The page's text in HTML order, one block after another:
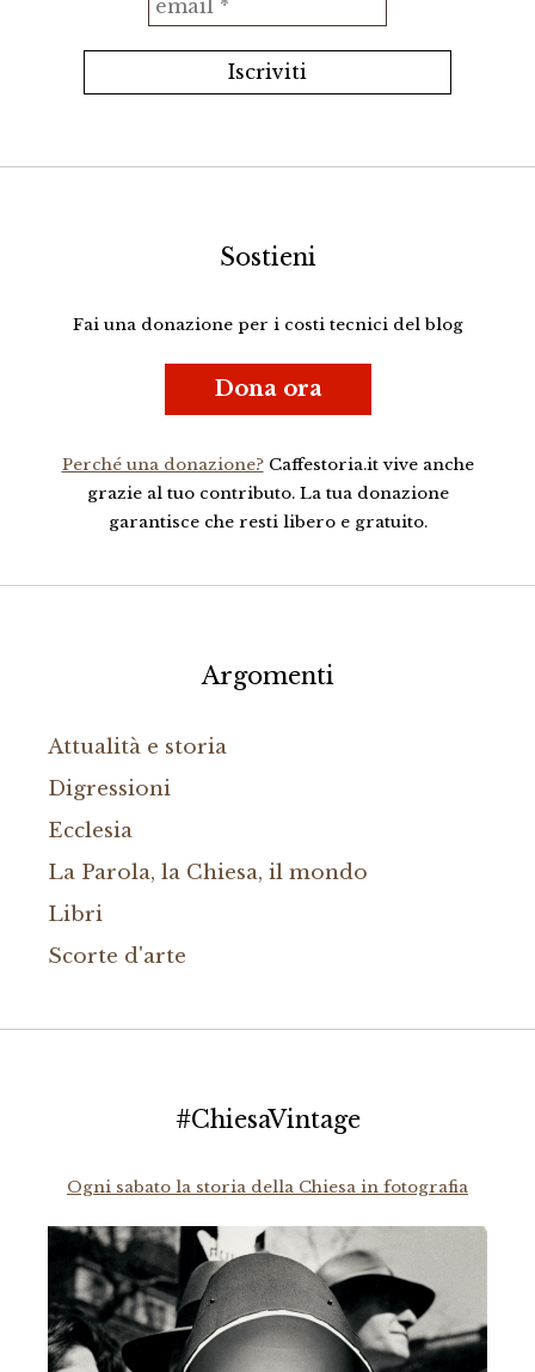
Sostieni
Fai una donazione per i costi tecnici del blog
Dona ora
Perché una donazione?Caffestoria.it vive anche
grazie al tuo contributo. La tua donazione
garantisce che resti libero e gratuito.
Argomenti
Attualità e storia
Digressioni
Ecclesia
La Parola, la Chiesa, il mondo
Libri
Scorte d'arte
#ChiesaVintage
Ogni sabato la storia della Chiesa in fotografia